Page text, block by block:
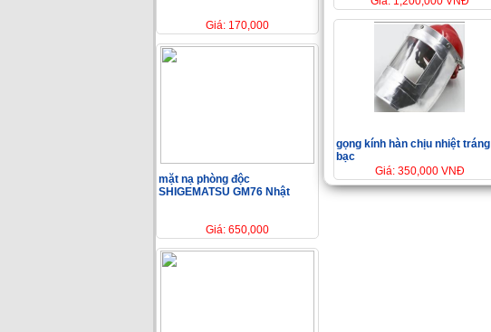
Giá: 170,000
mặt nạ phòng độc
SHIGEMATSU GM76 Nhật
Giá: 650,000
gọng kính hàn chịu nhiệt tráng
bạc
Giá: 350,000 VNĐ